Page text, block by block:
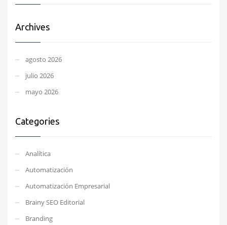
Archives
agosto 2026
julio 2026
mayo 2026
Categories
Analítica
Automatización
Automatización Empresarial
Brainy SEO Editorial
Branding